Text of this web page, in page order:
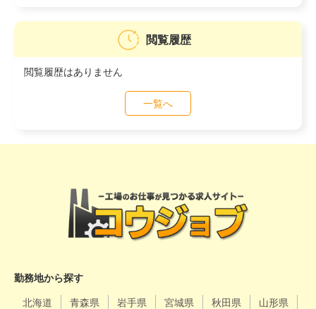
閲覧履歴
閲覧履歴はありません
一覧へ
勤務地から探す
北海道 青森県 岩手県 宮城県 秋田県
山形県